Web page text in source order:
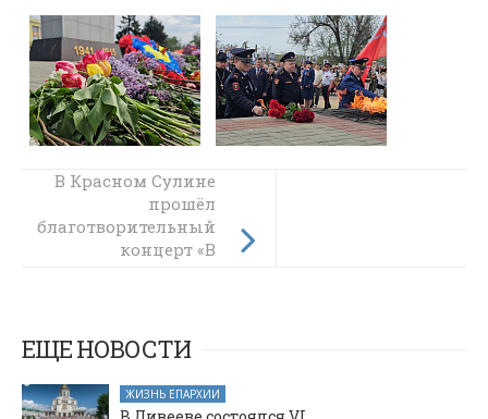
В Свято-
Пантелеимоновском
храме Гуково
прошли духовные
В Красном Сулине
прошёл
благотворительный
концерт «В
ЕЩЕ НОВОСТИ
ЖИЗНЬ ЕПАРХИИ